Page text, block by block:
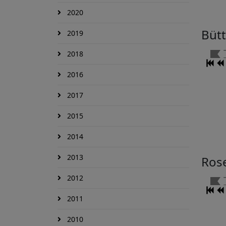
2020
2019
2018
2016
2017
2015
2014
2013
2012
2011
2010